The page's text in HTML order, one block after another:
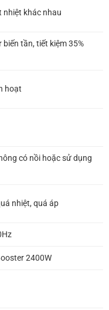
nhiệt khác nhau
biến tần, tiết kiệm 35%
hoạt
có nồi hoặc sử dụng
nhiệt, quá áp
2400W